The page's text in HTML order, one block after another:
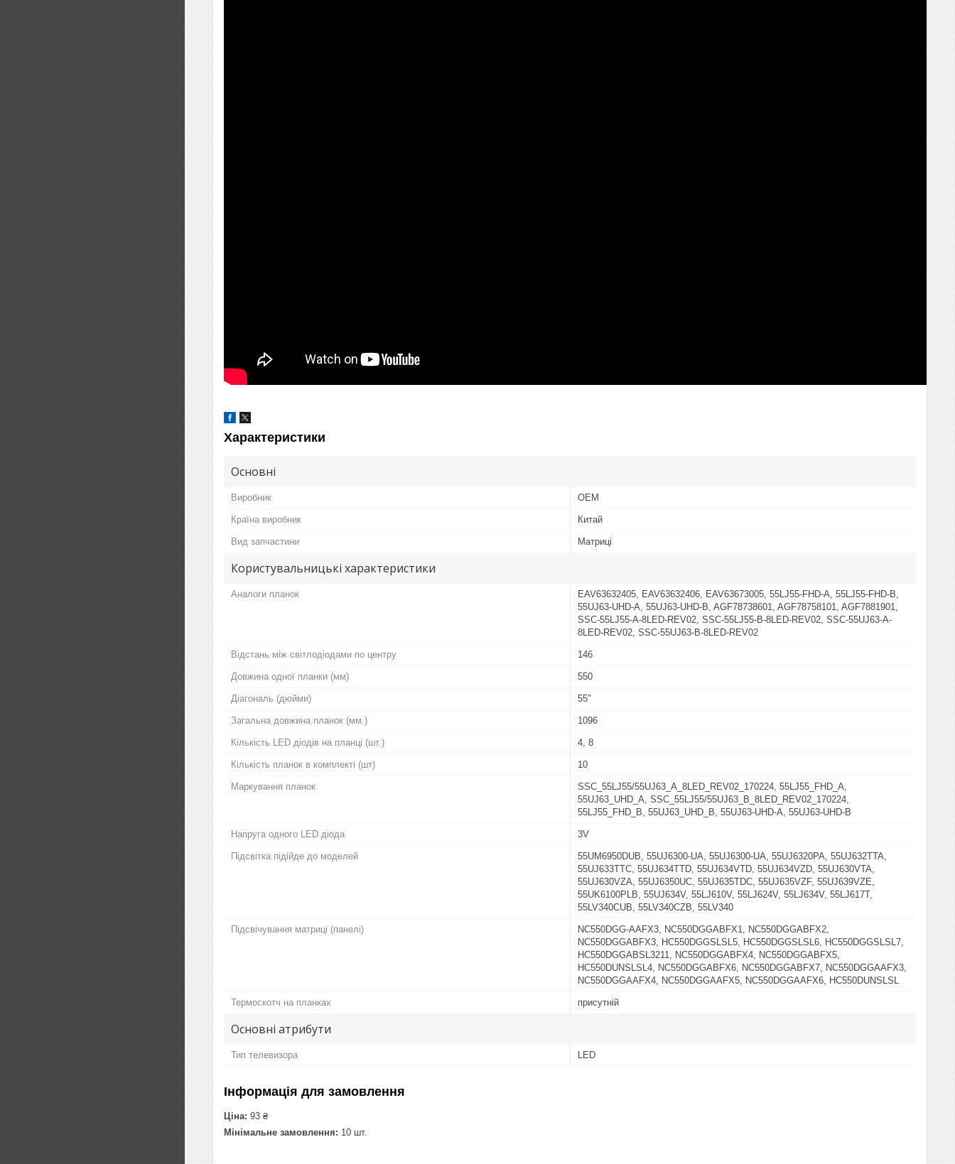
Характеристики
Основні
Виробник OEM
Країна виробник Китай
Вид запчастини Матриці
Користувальницькі характеристики
Аналоги планок
EAV63632405, EAV63632406, EAV63673005, 55LJ55-FHD-A, 55LJ55-FHD-B,
55UJ63-UHD-A, 55UJ63-UHD-B, AGF78738601, AGF78758101, AGF7881901,
SSC-55LJ55-A-8LED-REV02, SSC-55LJ55-B-8LED-REV02, SSC-55UJ63-A-
8LED-REV02, SSC-55UJ63-B-8LED-REV02
Відстань між світлодіодами по центру 146
Довжина одної планки (мм) 550
Діагональ (дюйми) 55″
Загальна довжина планок (мм.) 1096
Кількість LED діодів на планці (шт.) 4, 8
Кількість планок в комплекті (шт) 10
Маркування планок
SSC_55LJ55/55UJ63_A_8LED_REV02_170224, 55LJ55_FHD_A,
55UJ63_UHD_A, SSC_55LJ55/55UJ63_B_8LED_REV02_170224,
55LJ55_FHD_B, 55UJ63_UHD_B, 55UJ63-UHD-A, 55UJ63-UHD-B
Напруга одного LED діода 3V
Підсвітка підійде до моделей
55UM6950DUB, 55UJ6300-UA, 55UJ6300-UA, 55UJ6320PA, 55UJ632TTA,
55UJ633TTC, 55UJ634TTD, 55UJ634VTD, 55UJ634VZD, 55UJ630VTA,
55UJ630VZA, 55UJ6350UC, 55UJ635TDC, 55UJ635VZF, 55UJ639VZE,
55UK6100PLB, 55UJ634V, 55LJ610V, 55LJ624V, 55LJ634V, 55LJ617T,
55LV340CUB, 55LV340CZB, 55LV340
Підсвічування матриці (панелі)
NC550DGG-AAFX3, NC550DGGABFX1, NC550DGGABFX2,
NC550DGGABFX3, HC550DGGSLSL5, HC550DGGSLSL6, HC550DGGSLSL7,
HC550DGGABSL3211, NC550DGGABFX4, NC550DGGABFX5,
HC550DUNSLSL4, NC550DGGABFX6, NC550DGGABFX7, NC550DGGAAFX3,
NC550DGGAAFX4, NC550DGGAAFX5, NC550DGGAAFX6, HC550DUNSLSL
Термоскотч на планках присутній
Основні атрибути
Тип телевизора LED
Інформація для замовлення
Ціна: 93 ₴
Мінімальне замовлення: 10 шт.